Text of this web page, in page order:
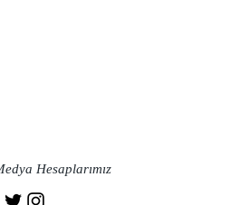
Hesaplarımız